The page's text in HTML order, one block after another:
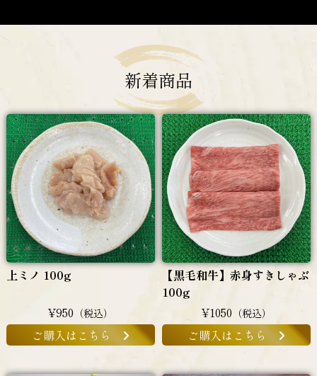
新着商品
上ミノ 100g
¥950 （税込）
ご購入はこちら
【黒毛和牛】赤身すきしゃぶ
100g
¥1050 （税込）
ご購入はこちら